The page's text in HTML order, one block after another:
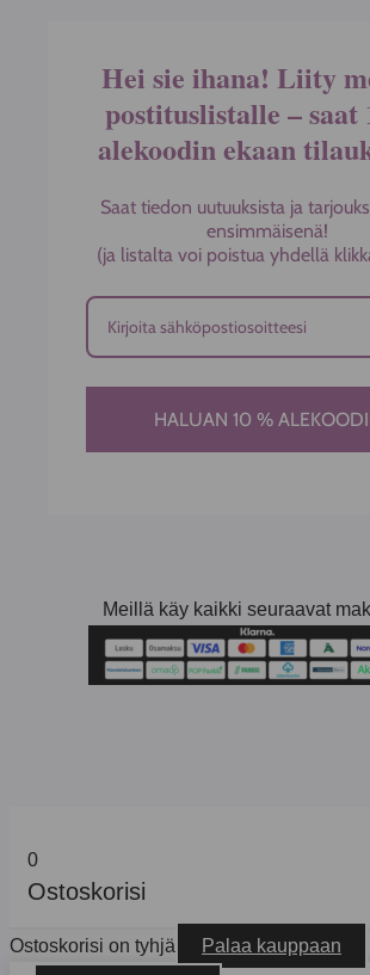
Hei sie ihana! Liity
postituslistalle – saat
alekoodin ekaan
Saat tiedon uutuuksista ja
ensimmäisenä!
(ja listalta voi poistua yhdellä
HALUAN 10 %
Meillä käy kaikki seuraavat
0
Ostoskorisi
Ostoskorisi on tyhjä Palaa kauppaan